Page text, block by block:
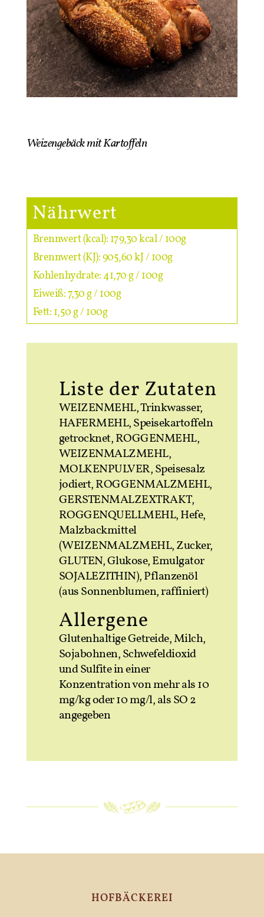
Weizengebäck mit Kartoffeln
Nährwert
Brennwert (kcal): 179,30 kcal / 100g
Brennwert (KJ): 905,60 kJ / 100g
Kohlenhydrate: 41,70 g / 100g
Eiweiß: 7,30 g / 100g
Fett: 1,50 g / 100g
Liste der Zutaten
WEIZENMEHL, Trinkwasser,
HAFERMEHL, Speisekartoffeln
getrocknet, ROGGENMEHL,
WEIZENMALZMEHL,
MOLKENPULVER, Speisesalz
jodiert, ROGGENMALZMEHL,
GERSTENMALZEXTRAKT,
ROGGENQUELLMEHL, Hefe,
Malzbackmittel
(WEIZENMALZMEHL, Zucker,
GLUTEN, Glukose, Emulgator
SOJALEZITHIN), Pflanzenöl
(aus Sonnenblumen, raffiniert)
Allergene
Glutenhaltige Getreide, Milch,
Sojabohnen, Schwefeldioxid
und Sulfite in einer
Konzentration von mehr als 10
mg/kg oder 10 mg/l, als SO 2
angegeben
HOFBÄCKEREI